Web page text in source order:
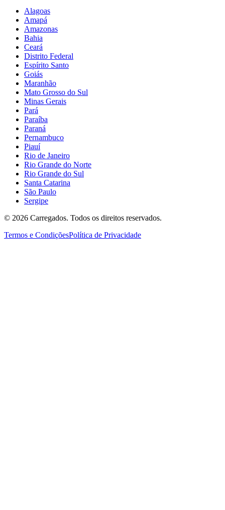
Alagoas
Amapá
Amazonas
Bahia
Ceará
Distrito Federal
Espírito Santo
Goiás
Maranhão
Mato Grosso do Sul
Minas Gerais
Pará
Paraíba
Paraná
Pernambuco
Piauí
Rio de Janeiro
Rio Grande do Norte
Rio Grande do Sul
Santa Catarina
São Paulo
Sergipe
© 2026 Carregados. Todos os direitos reservados.
Termos e CondiçõesPolítica de Privacidade